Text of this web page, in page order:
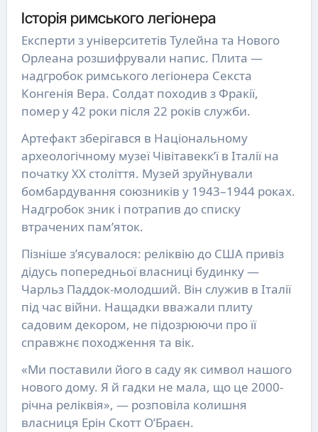
Історія римського легіонера
Експерти з університетів Тулейна та Нового
Орлеана розшифрували напис. Плита —
надгробок римського легіонера Секста
Конгенія Вера. Солдат походив з Фракії,
помер у 42 роки після 22 років служби.
Артефакт зберігався в Національному
археологічному музеї Чівітавекк’ї в Італії на
початку XX століття. Музей зруйнували
бомбардування союзників у 1943–1944 роках.
Надгробок зник і потрапив до списку
втрачених пам’яток.
Пізніше з’ясувалося: реліквію до США привіз
дідусь попередньої власниці будинку —
Чарльз Паддок-молодший. Він служив в Італії
під час війни. Нащадки вважали плиту
садовим декором, не підозрюючи про її
справжнє походження та вік.
«Ми поставили його в саду як символ нашого
нового дому. Я й гадки не мала, що це 2000-
річна реліквія», — розповіла колишня
власниця Ерін Скотт О’Браєн.